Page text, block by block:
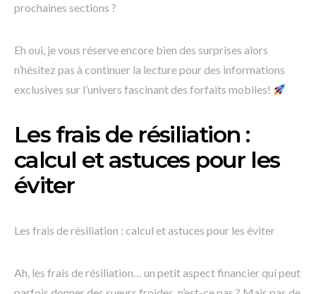
prochaines sections ?
Eh oui, je vous réserve encore bien des surprises alors
n’hésitez pas à continuer la lecture pour des informations
exclusives sur l’univers fascinant des forfaits mobiles!
Les frais de résiliation :
calcul et astuces pour les
éviter
Les frais de résiliation : calcul et astuces pour les éviter
Ah, les frais de résiliation… un petit aspect financier qui peut